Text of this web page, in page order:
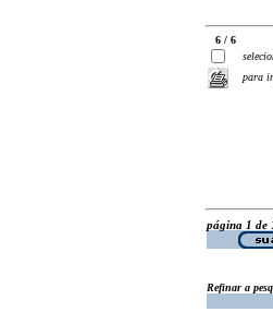
6 / 6
para
página 1 de
Refinar a